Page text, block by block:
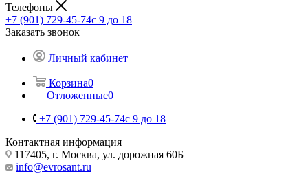
Телефоны
+7 (901) 729-45-74c 9 до 18
Заказать звонок
Личный кабинет
Корзина0
Отложенные0
+7 (901) 729-45-74c 9 до 18
Контактная информация
117405, г. Москва, ул. дорожная 60Б
info@evrosant.ru